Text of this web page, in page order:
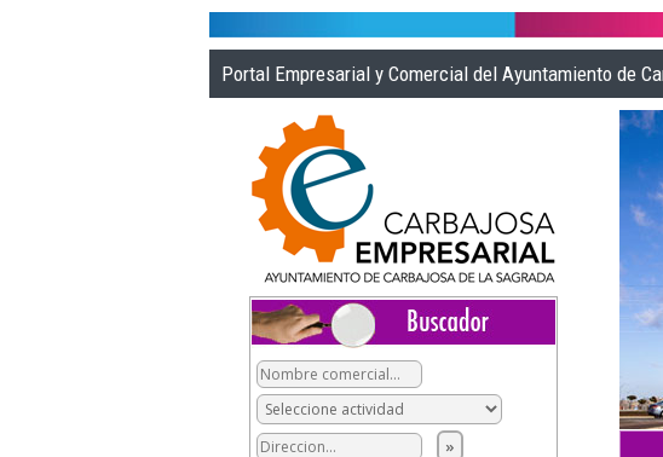
Portal Empresarial y Comercial del Ayuntamiento de